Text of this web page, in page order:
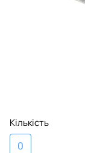
Кількість
0